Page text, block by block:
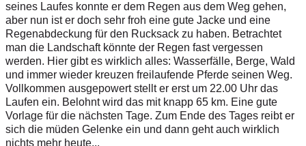
seines Laufes konnte er dem Regen aus dem Weg gehen,
aber nun ist er doch sehr froh eine gute Jacke und eine
Regenabdeckung für den Rucksack zu haben. Betrachtet
man die Landschaft könnte der Regen fast vergessen
werden. Hier gibt es wirklich alles: Wasserfälle, Berge, Wald
und immer wieder kreuzen freilaufende Pferde seinen Weg.
Vollkommen ausgepowert stellt er erst um 22.00 Uhr das
Laufen ein. Belohnt wird das mit knapp 65 km. Eine gute
Vorlage für die nächsten Tage. Zum Ende des Tages reibt er
sich die müden Gelenke ein und dann geht auch wirklich
nichts mehr heute...